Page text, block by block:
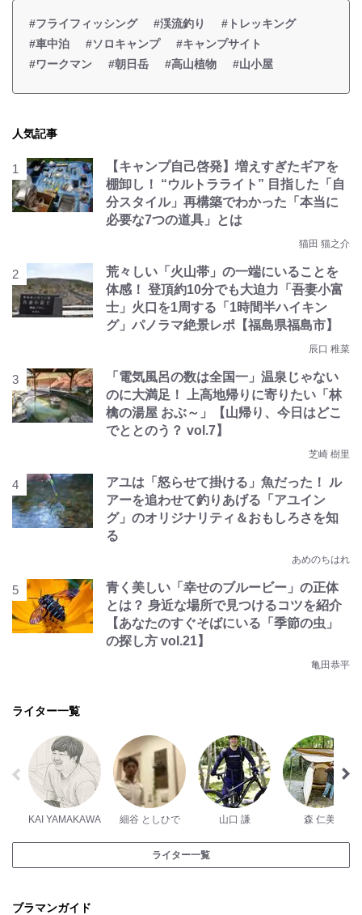
#フライフィッシング #渓流釣り
#トレッキング
#車中泊
#ソロキャンプ
#キャンプサイト
#ワークマン
#朝日岳 #高山植物 #山小屋
人気記事
【キャンプ自己啓発】増えすぎたギアを
棚卸し！ “ウルトラライト” 目指した「自
分スタイル」再構築でわかった「本当に
必要な7つの道具」とは
猫田 猫之介
荒々しい「火山帯」の一端にいることを
体感！ 登頂約10分でも大迫力「吾妻小富
士」火口を1周する「1時間半ハイキン
グ」パノラマ絶景レポ【福島県福島市】
辰口 稚菜
「電気風呂の数は全国一」温泉じゃない
のに大満足！ 上高地帰りに寄りたい「林
檎の湯屋 おぶ～」【山帰り、今日はどこ
でととのう？ vol.7】
芝崎 樹里
アユは「怒らせて掛ける」魚だった！ ル
アーを追わせて釣りあげる「アユイン
グ」のオリジナリティ＆おもしろさを知
る
あめのちはれ
青く美しい「幸せのブルービー」の正体
とは？ 身近な場所で見つけるコツを紹介
【あなたのすぐそばにいる「季節の虫」
の探し方 vol.21】
亀田恭平
ライター一覧
KAI YAMAKAWA 細谷 としひで 山口 謙 森 仁美
ライター一覧
ブラマンガイド